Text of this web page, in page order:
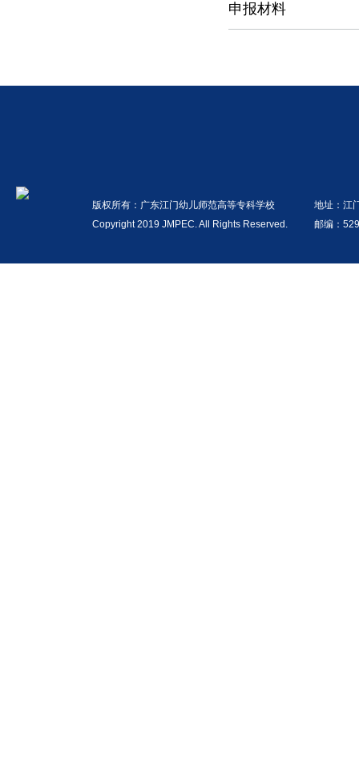
申报材料
版权所有：广东江门幼儿师范高等专科学校
地址：江
Copyright 2019 JMPEC. All Rights Reserved.
邮编：